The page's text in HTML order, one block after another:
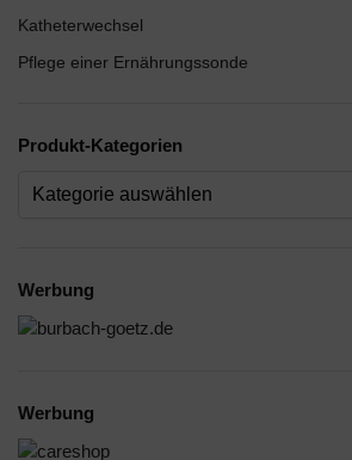
Katheterwechsel
Pflege einer Ernährungssonde
Produkt-Kategorien
Werbung
Werbung